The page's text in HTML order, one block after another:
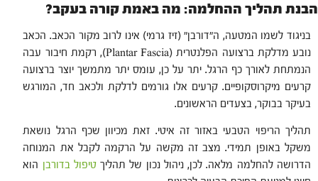
הבנת תהליך ההחלמה: מה באמת קורה בעקב?
בניגוד לשמו המטעה, ה"דורבן" (זיז גרמי) אינו לרוב מקור הכאב. הכאב
נובע מדלקת ברצועה הפלנטרית (Plantar Fascia), רקמת חיבור עבה
הנמתחת לאורך כף הרגל. יתר על כן, עומס יתר מתמשך יוצר ברצועה
קרעים מיקרוסקופיים. קרעים אלו גורמים לדלקת ולכאב חד, המורגש
בעיקר בבוקר, בצעדים הראשונים.
תהליך הריפוי הטבעי באזור זה איטי. זאת מכיוון שכף הרגל נושאת
משקל באופן תמידי. מצב זה מקשה על הרקמה לקבל את המנוחה
הדרושה להחלמה מלאה. לכן, ניהול נכון של תהליךטיפול בדורבן הוא